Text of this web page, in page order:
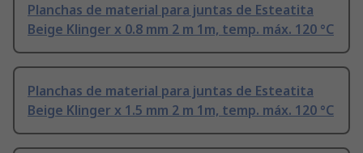
Planchas de material para juntas de Esteatita
Beige Klinger x 0.8 mm 2 m 1m, temp. máx. 120 °C
Planchas de material para juntas de Esteatita
Beige Klinger x 1.5 mm 2 m 1m, temp. máx. 120 °C